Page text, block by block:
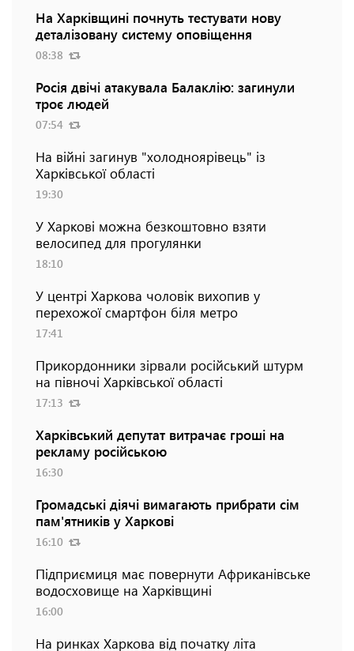
На Харківщині почнуть тестувати нову
деталізовану систему оповіщення
08:38
Росія двічі атакувала Балаклію: загинули
троє людей
07:54
На війні загинув "холодноярівець" із
Харківської області
19:30
У Харкові можна безкоштовно взяти
велосипед для прогулянки
18:10
У центрі Харкова чоловік вихопив у
перехожої смартфон біля метро
17:41
Прикордонники зірвали російський штурм
на півночі Харківської області
17:13
Харківський депутат витрачає гроші на
рекламу російською
16:30
Громадські діячі вимагають прибрати сім
пам'ятників у Харкові
16:10
Підприємиця має повернути Африканівське
водосховище на Харківщині
16:00
На ринках Харкова від початку літа